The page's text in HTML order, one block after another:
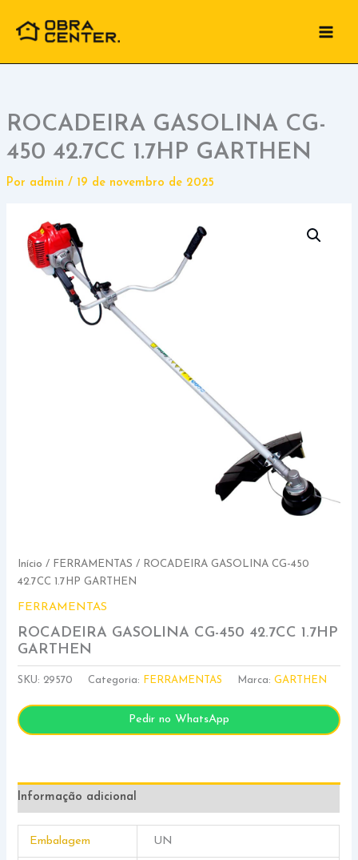
para
conteúdo
ROCADEIRA GASOLINA CG-
450 42.7CC 1.7HP GARTHEN
Por admin / 19 de novembro de 2025
Início / FERRAMENTAS / ROCADEIRA GASOLINA CG-450
42.7CC 1.7HP GARTHEN
FERRAMENTAS
ROCADEIRA GASOLINA CG-450 42.7CC 1.7HP
GARTHEN
SKU: 29570 Categoria: FERRAMENTAS Marca:GARTHEN
Pedir no WhatsApp
Informação adicional
Embalagem UN